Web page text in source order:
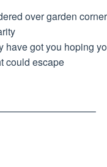
over garden
have got you hoping
could escape